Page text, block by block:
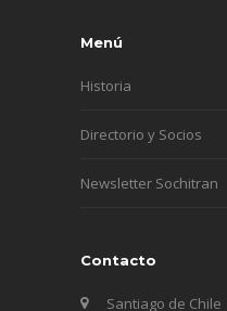
Menú
Historia
Directorio y Socios
Newsletter Sochitran
Contacto
Santiago de Chile